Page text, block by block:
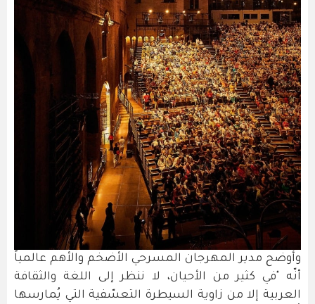
وأوضح مدير المهرجان المسرحي الأضخم والأهم عالمياً
أنّه "في كثير من الأحيان، لا ننظر إلى اللغة والثقافة
العربية إلا من زاوية السيطرة التعسّفية التي يُمارسها